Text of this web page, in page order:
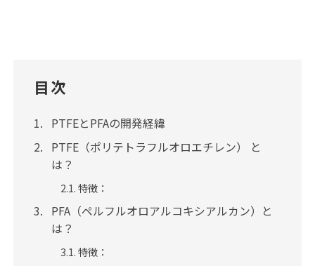
目次
PTFEとPFAの開発経緯
PTFE（ポリテトラフルオロエチレン） と
は？
特徴：
PFA（ペルフルオロアルコキシアルカン）と
は？
特徴：